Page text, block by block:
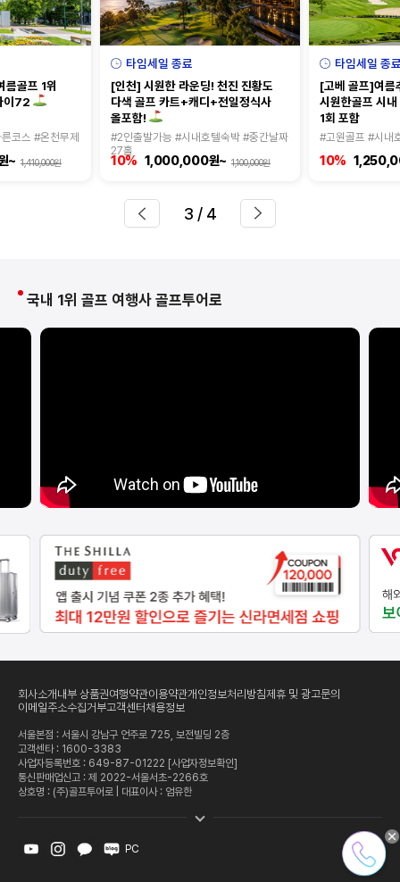
골프 1위
이72
코스 #온천무제
~ 1,410,000원
타임세일 종료
[인천] 시원한 라운딩! 천진 진황도
다색 골프 카트+캐디+전일정식사
올포함!
#2인출발가능 #시내호텔숙박 #중간날짜
27홀
10% 1,000,000원~ 1,100,000원
타임세일 종
[고베 골프]여
시원한골프 시
1회 포함
#고원골프 #시내
10%
3 / 4
국내 1위 골프 여행사 골프투어로
회사소개 내부 상품권여행약관이용약관개인정보처리방침제휴 및 광고문의
이메일주소수집거부고객센터채용정보
서울본점 : 서울시 강남구 언주로 725, 보전빌딩 2층
고객센타 : 1600-3383
사업자등록번호 : 649-87-01222 [사업자정보확인]
통신판매업신고 : 제 2022-서울서초-2266호
상호명 : (주)골프투어로 | 대표이사 : 엄유한
PC